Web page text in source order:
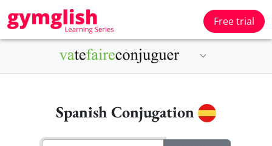
Free trial
Spanish Conjugation